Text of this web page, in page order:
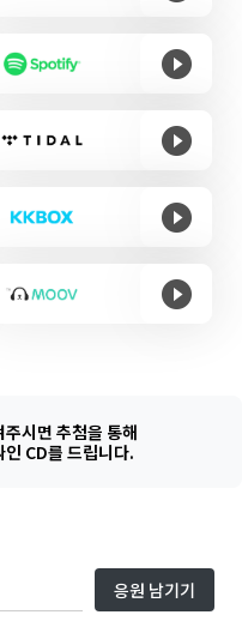
시면 추첨을 통해
CD를 드립니다.
응원 남기기